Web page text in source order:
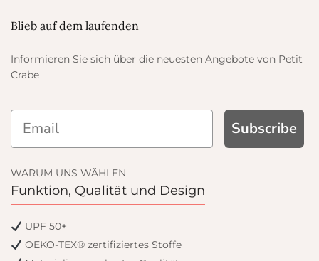
Blieb auf dem laufenden
Informieren Sie sich über die neuesten Angebote von Petit
Crabe
Subscribe
WARUM UNS WÄHLEN
Funktion, Qualität und Design
UPF 50+
OEKO-TEX® zertifiziertes Stoffe